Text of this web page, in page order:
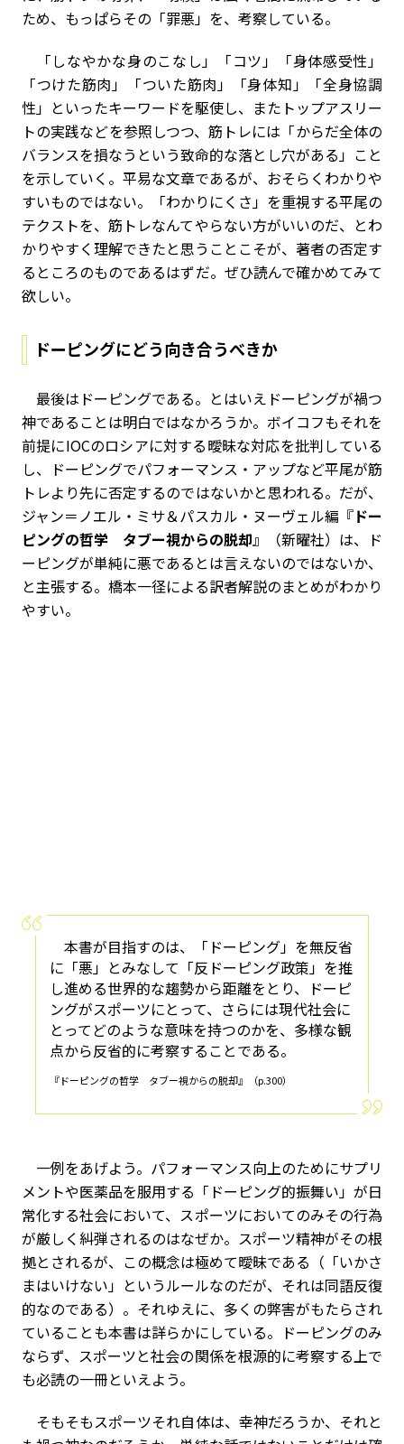
ため、もっぱらその「罪悪」を、考察している。
「しなやかな身のこなし」「コツ」「身体感受性」
「つけた筋肉」「ついた筋肉」「身体知」「全身協調
性」といったキーワードを駆使し、またトップアスリー
トの実践などを参照しつつ、筋トレには「からだ全体の
バランスを損なうという致命的な落とし穴がある」こと
を示していく。平易な文章であるが、おそらくわかりや
すいものではない。「わかりにくさ」を重視する平尾の
テクストを、筋トレなんてやらない方がいいのだ、とわ
かりやすく理解できたと思うことこそが、著者の否定す
るところのものであるはずだ。ぜひ読んで確かめてみて
欲しい。
ドーピングにどう向き合うべきか
最後はドーピングである。とはいえドーピングが禍つ
神であることは明白ではなかろうか。ボイコフもそれを
前提にIOCのロシアに対する曖昧な対応を批判している
し、ドーピングでパフォーマンス・アップなど平尾が筋
トレより先に否定するのではないかと思われる。だが、
ジャン＝ノエル・ミサ＆パスカル・ヌーヴェル編『ドー
ピングの哲学 タブー視からの脱却』（新曜社）は、ド
ーピングが単純に悪であるとは言えないのではないか、
と主張する。橋本一径による訳者解説のまとめがわかり
やすい。
本書が目指すのは、「ドーピング」を無反省
に「悪」とみなして「反ドーピング政策」を推
し進める世界的な趨勢から距離をとり、ドーピ
ングがスポーツにとって、さらには現代社会に
とってどのような意味を持つのかを、多様な観
点から反省的に考察することである。
『ドーピングの哲学 タブー視からの脱却』（p.300）
一例をあげよう。パフォーマンス向上のためにサプリ
メントや医薬品を服用する「ドーピング的振舞い」が日
常化する社会において、スポーツにおいてのみその行為
が厳しく糾弾されるのはなぜか。スポーツ精神がその根
拠とされるが、この概念は極めて曖昧である（「いかさ
まはいけない」というルールなのだが、それは同語反復
的なのである）。それゆえに、多くの弊害がもたらされ
ていることも本書は詳らかにしている。ドーピングのみ
ならず、スポーツと社会の関係を根源的に考察する上で
も必読の一冊といえよう。
そもそもスポーツそれ自体は、幸神だろうか、それと